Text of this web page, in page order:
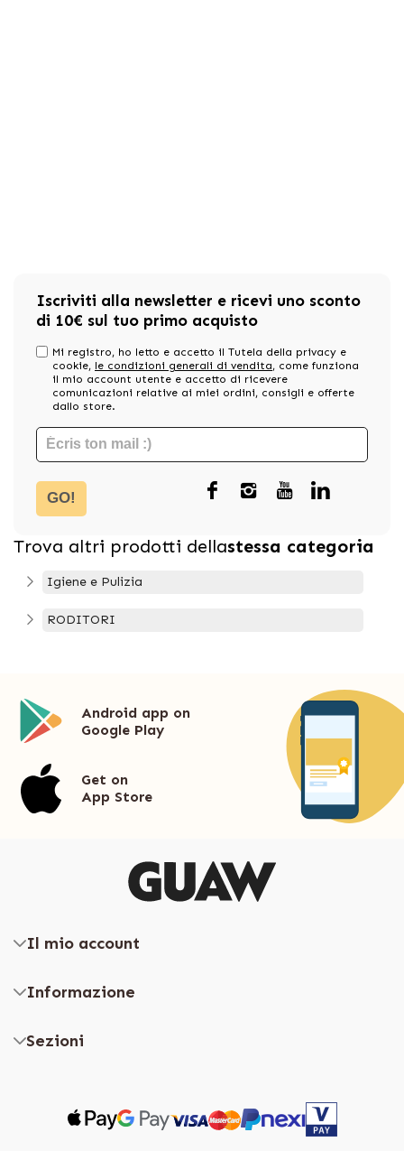
Iscriviti alla newsletter e ricevi uno sconto
di 10€ sul tuo primo acquisto
Mi registro, ho letto e accetto il Tutela della privacy e
cookie, le condizioni generali di vendita, come funziona
il mio account utente e accetto di ricevere
comunicazioni relative ai miei ordini, consigli e offerte
dallo store.
GO!
Trova altri prodotti dellastessa categoria
Igiene e Pulizia
RODITORI
Android app on
Google Play
Get on
App Store
Il mio account
Informazione
Sezioni